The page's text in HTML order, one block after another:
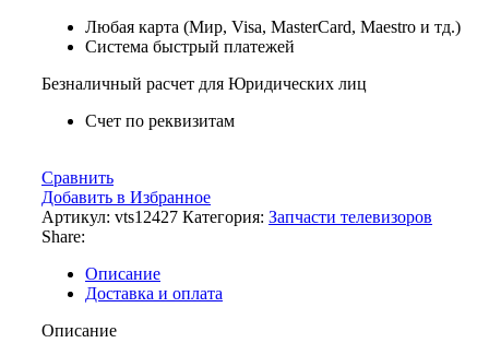
Любая карта (Мир, Visa, MasterCard, Maestro и тд.)
Система быстрый платежей
Безналичный расчет для Юридических лиц
Счет по реквизитам
Сравнить
Добавить в Избранное
Артикул: vts12427 Категория: Запчасти телевизоров
Share:
Описание
Доставка и оплата
Описание